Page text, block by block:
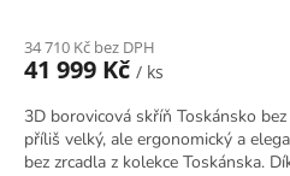
34 710 Kč bez DPH
41 999 Kč / ks
3D borovicová skříň Toskánsko
příliš velký, ale ergonomický a
bez zrcadla z kolekce Toskánska.